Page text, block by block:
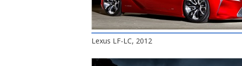
Lexus LF-LC, 2012